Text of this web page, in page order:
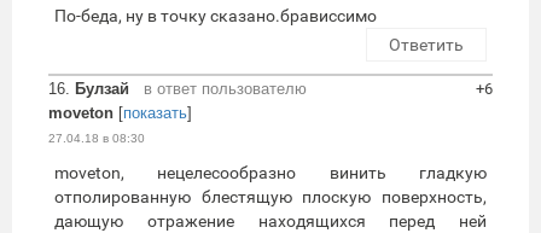
По-беда, ну в точку сказано.брависсимо
Ответить
16. Булзай
в ответ пользователю
moveton [показать]
27.04.18 в 08:30
+6
moveton, нецелесообразно винить гладкую
отполированную блестящую плоскую поверхность,
дающую отражение находящихся перед ней